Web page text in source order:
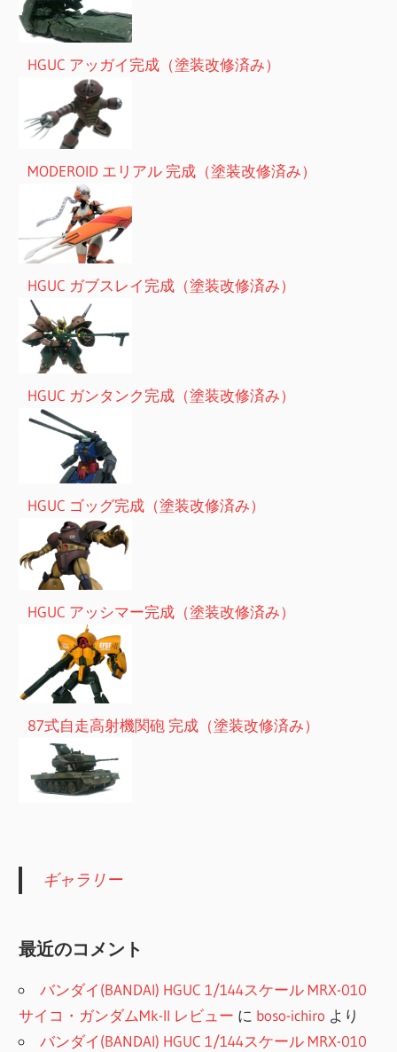
HGUC アッガイ完成（塗装改修済み）
MODEROID エリアル 完成（塗装改修済み）
HGUC ガブスレイ完成（塗装改修済み）
HGUC ガンタンク完成（塗装改修済み）
HGUC ゴッグ完成（塗装改修済み）
HGUC アッシマー完成（塗装改修済み）
87式自走高射機関砲 完成（塗装改修済み）
ギャラリー
最近のコメント
バンダイ(BANDAI) HGUC 1/144スケール MRX-010
サイコ・ガンダムMk-II レビュー に boso-ichiro より
バンダイ(BANDAI) HGUC 1/144スケール MRX-010